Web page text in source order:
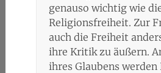
genauso wichtig wie
Religionsfreiheit. Zur
auch die Freiheit
ihre Kritik zu äußern.
ihres Glaubens